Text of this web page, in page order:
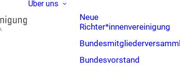
Über uns
Neue
Richter*innenvereinigung
Bundesvorstand